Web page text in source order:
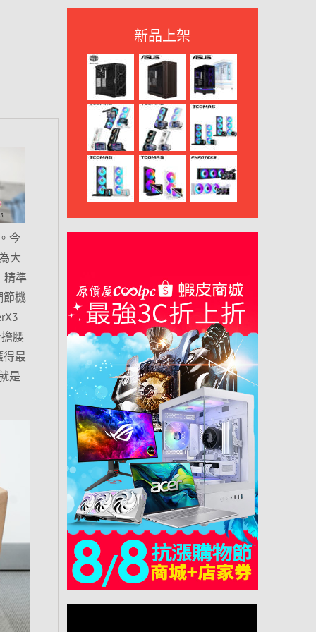
今
大
精準
節機
腰
得最
是
新品上架